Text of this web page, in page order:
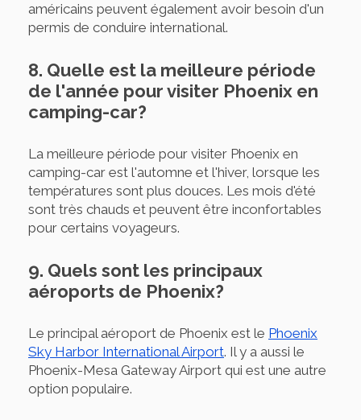
américains peuvent également avoir besoin d'un
permis de conduire international.
8. Quelle est la meilleure période
de l'année pour visiter Phoenix en
camping-car?
La meilleure période pour visiter Phoenix en
camping-car est l'automne et l'hiver, lorsque les
températures sont plus douces. Les mois d'été
sont très chauds et peuvent être inconfortables
pour certains voyageurs.
9. Quels sont les principaux
aéroports de Phoenix?
Le principal aéroport de Phoenix est le Phoenix
Sky Harbor International Airport. Il y a aussi le
Phoenix-Mesa Gateway Airport qui est une autre
option populaire.